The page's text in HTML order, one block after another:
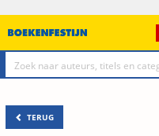
TERUG